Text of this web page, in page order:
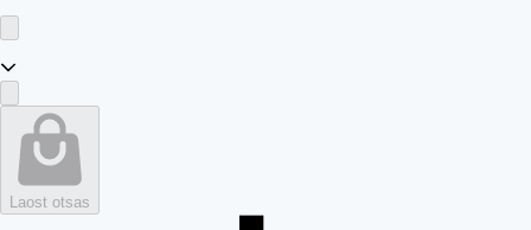
Laost otsas